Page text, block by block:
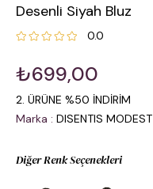
Desenli Siyah Bluz
0.0
₺699,00
2. ÜRÜNE %50 İNDİRİM
Marka : DISENTIS MODEST
Diğer Renk Seçenekleri